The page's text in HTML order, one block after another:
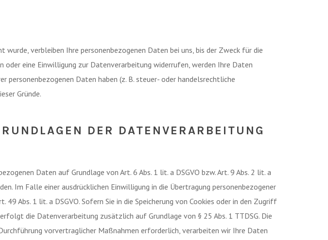
verbleiben Ihre personenbezogenen Daten bei uns, bis der Zweck für die
eine Einwilligung zur Datenverarbeitung widerrufen, werden Ihre Daten
personenbezogenen Daten haben (z. B. steuer- oder handelsrechtliche
Gründe.
DER DATENVERARBEITUNG
Daten auf Grundlage von Art. 6 Abs. 1 lit. a DSGVO bzw. Art. 9 Abs. 2 lit. a
Im Falle einer ausdrücklichen Einwilligung in die Übertragung personenbezogener
Abs. 1 lit. a DSGVO. Sofern Sie in die Speicherung von Cookies oder in den Zugriff
die Datenverarbeitung zusätzlich auf Grundlage von § 25 Abs. 1 TTDSG. Die
vorvertraglicher Maßnahmen erforderlich, verarbeiten wir Ihre Daten